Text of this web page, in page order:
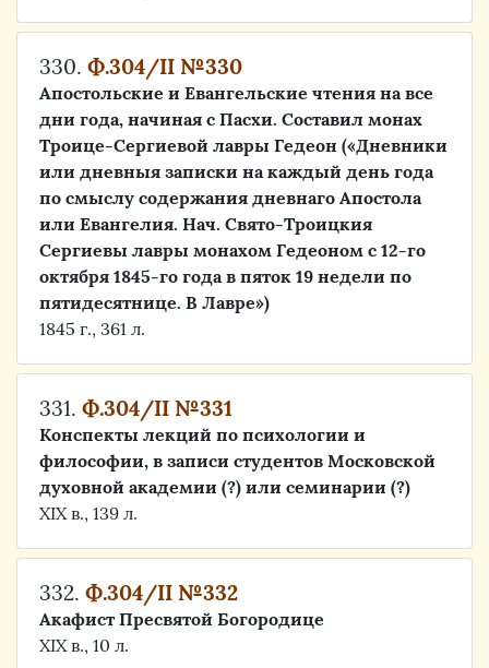
330. Ф.304/II №330
Апостольские и Евангельские чтения на все
дни года, начиная с Пасхи. Составил монах
Троице-Сергиевой лавры Гедеон («Дневники
или дневныя записки на каждый день года
по смыслу содержания дневнаго Апостола
или Евангелия. Нач. Свято-Троицкия
Сергиевы лавры монахом Гедеоном с 12-го
октября 1845-го года в пяток 19 недели по
пятидесятнице. В Лавре»)
1845 г., 361 л.
331. Ф.304/II №331
Конспекты лекций по психологии и
философии, в записи студентов Московской
духовной академии (?) или семинарии (?)
XIX в., 139 л.
332. Ф.304/II №332
Акафист Пресвятой Богородице
XIX в., 10 л.